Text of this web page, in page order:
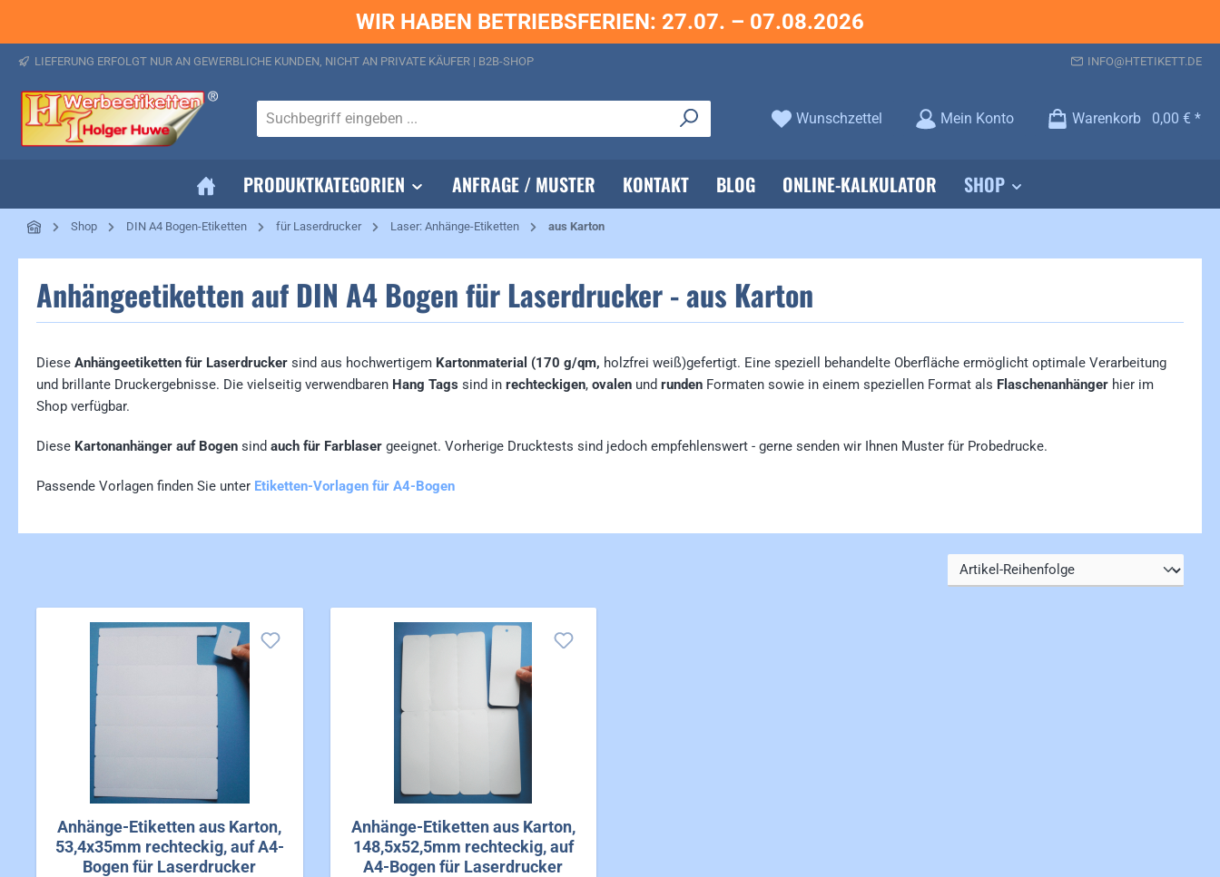
WIR HABEN BETRIEBSFERIEN: 27.07. – 07.08.2026
LIEFERUNG ERFOLGT NUR AN GEWERBLICHE KUNDEN, NICHT AN PRIVATE KÄUFER | B2B-SHOP INFO@HTETIKETT.DE
Wunschzettel Du hast 0 Produkte auf dem Merkzettel
Mein Konto Warenkorb 0,00 €
PRODUKTKATEGORIEN ANFRAGE / MUSTER KONTAKT BLOG ONLINE-KALKULATOR SHOP
Shop DIN A4 Bogen-Etiketten für Laserdrucker Laser: Anhänge-Etiketten aus Karton
Anhängeetiketten auf DIN A4 Bogen für Laserdrucker - aus Karton
Diese Anhängeetiketten für Laserdrucker sind aus hochwertigem Kartonmaterial (170 g/qm, holzfrei weiß)gefertigt. Eine speziell behandelte Oberfläche ermöglicht optimale Verarbeitung
und brillante Druckergebnisse. Die vielseitig verwendbaren Hang Tags sind in rechteckigen, ovalen und runden Formaten sowie in einem speziellen Format als Flaschenanhänger hier im
Shop verfügbar.
Diese Kartonanhänger auf Bogen sind auch für Farblaser geeignet. Vorherige Drucktests sind jedoch empfehlenswert - gerne senden wir Ihnen Muster für Probedrucke.
Passende Vorlagen finden Sie unter Etiketten-Vorlagen für A4-Bogen
Anhänge-Etiketten aus Karton,
53,4x35mm rechteckig, auf A4-
Bogen für Laserdrucker
Anhänge-Etiketten aus Karton,
148,5x52,5mm rechteckig, auf
A4-Bogen für Laserdrucker